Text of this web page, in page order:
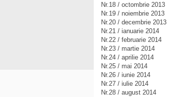
Nr.18 / octombrie 2013
Nr.19 / noiembrie 2013
Nr.20 / decembrie 2013
Nr.21 / ianuarie 2014
Nr.22 / februarie 2014
Nr.23 / martie 2014
Nr.24 / aprilie 2014
Nr.25 / mai 2014
Nr.26 / iunie 2014
Nr.27 / iulie 2014
Nr.28 / august 2014